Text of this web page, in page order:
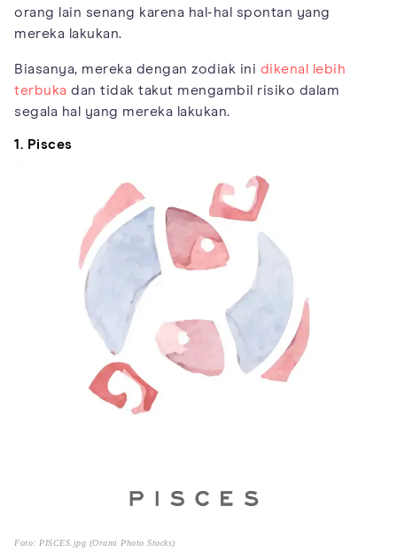
orang lain senang karena hal-hal spontan yang
mereka lakukan.
Biasanya, mereka dengan zodiak ini dikenal lebih
terbuka dan tidak takut mengambil risiko dalam
segala hal yang mereka lakukan.
1. Pisces
Foto: PISCES.jpg (Orami Photo Stocks)